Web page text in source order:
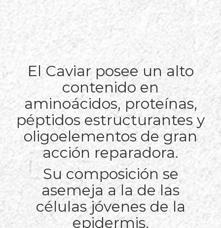
El Caviar posee un alto
contenido en
aminoácidos, proteínas,
péptidos estructurantes y
oligoelementos de gran
acción reparadora.
Su composición se
asemeja a la de las
células jóvenes de la
epidermis.